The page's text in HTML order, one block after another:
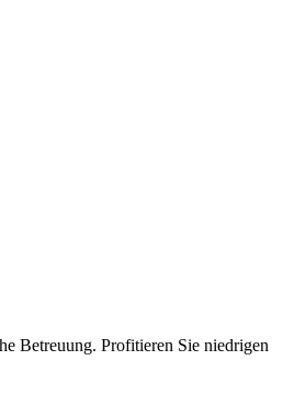
Betreuung. Profitieren Sie niedrigen